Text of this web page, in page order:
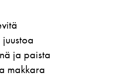
ja paista
makkara